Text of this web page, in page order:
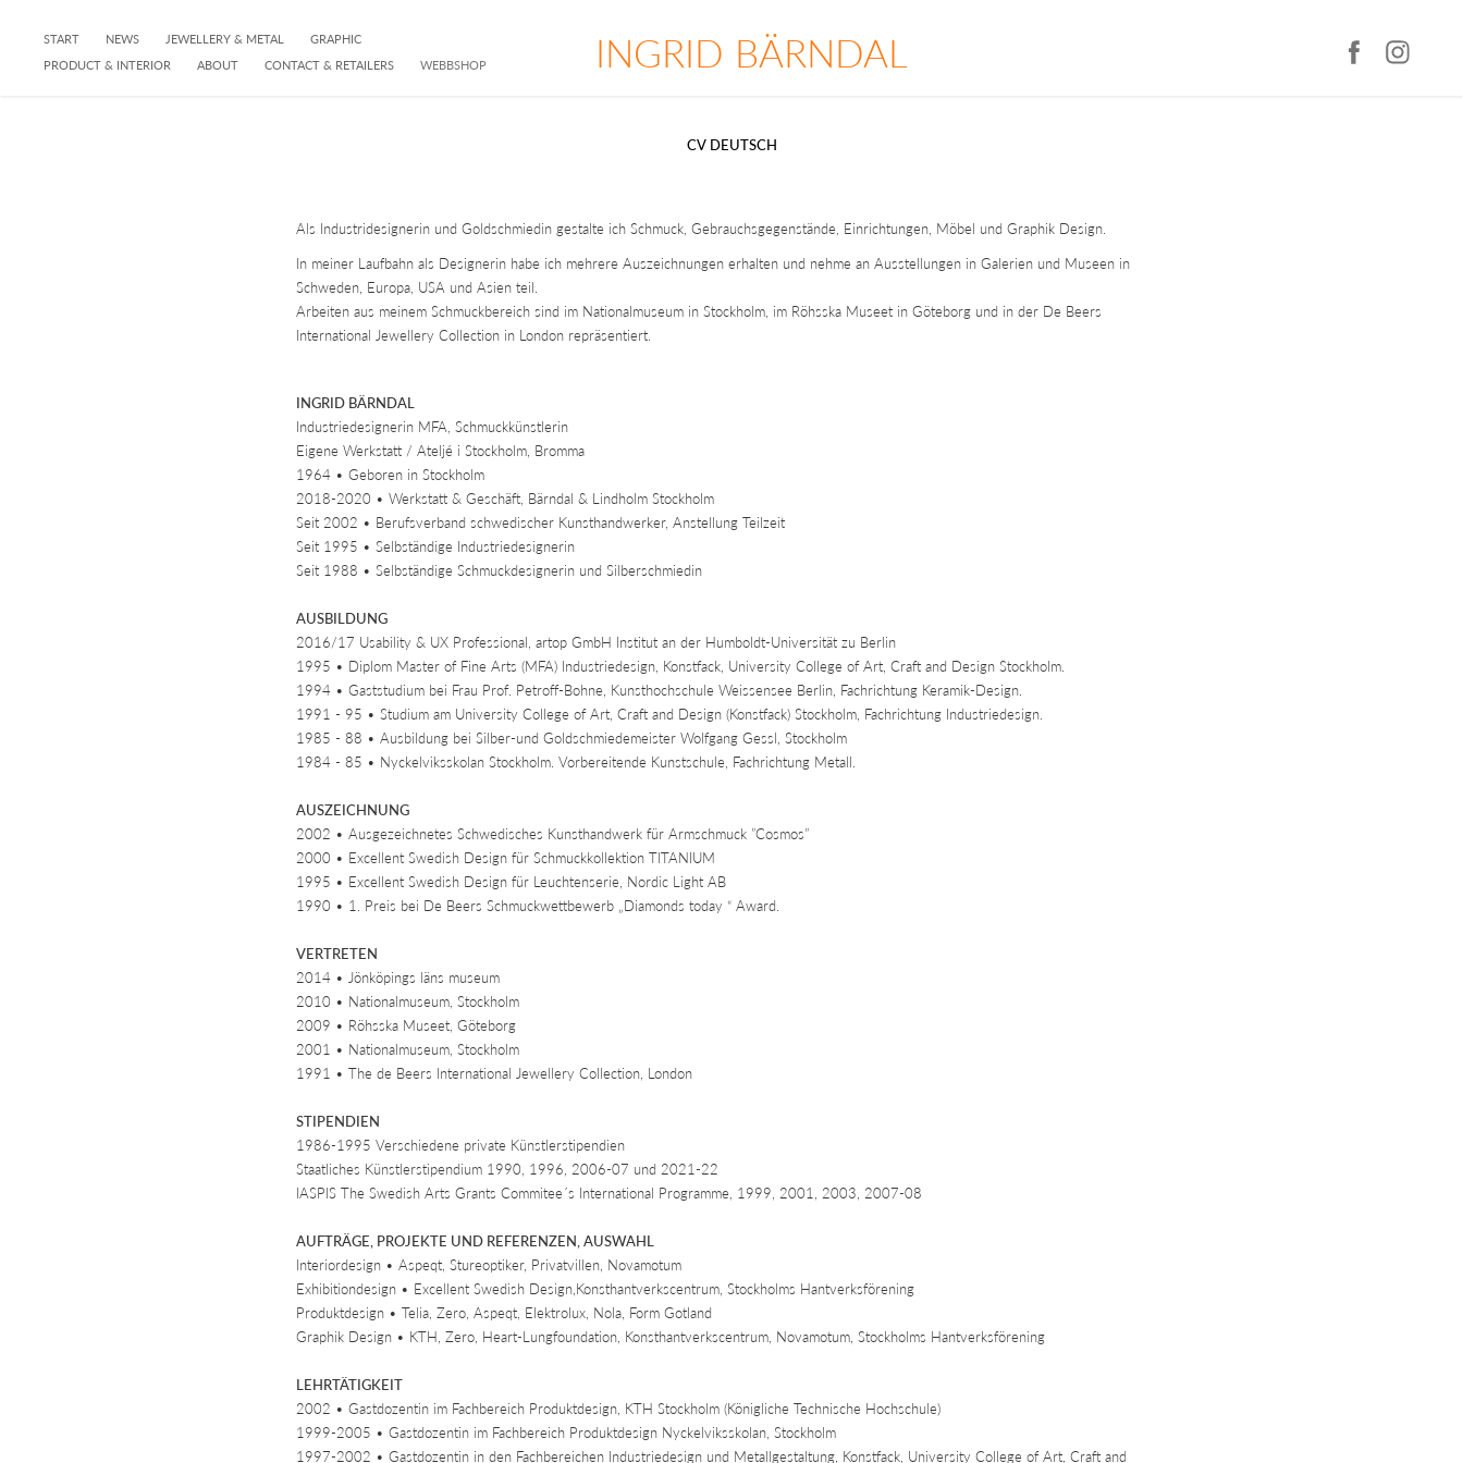
START NEWS JEWELLERY & METAL
GRAPHIC
PRODUCT & INTERIOR
ABOUT CONTACT & RETAILERS WEBBSHOP INGRID BÄRNDAL
CV DEUTSCH
Als Industridesignerin und Goldschmiedin gestalte ich Schmuck, Gebrauchsgegenstände, Einrichtungen, Möbel und Graphik Design.
In meiner Laufbahn als Designerin habe ich mehrere Auszeichnungen erhalten und nehme an Ausstellungen in Galerien und Museen in
Schweden, Europa, USA und Asien teil.
Arbeiten aus meinem Schmuckbereich sind im Nationalmuseum in Stockholm, im Röhsska Museet in Göteborg und in der De Beers
International Jewellery Collection in London repräsentiert.
INGRID BÄRNDAL
Industriedesignerin MFA, Schmuckkünstlerin
Eigene Werkstatt / Ateljé i Stockholm, Bromma
1964 • Geboren in Stockholm
2018-2020 • Werkstatt & Geschäft, Bärndal & Lindholm Stockholm
Seit 2002 • Berufsverband schwedischer Kunsthandwerker, Anstellung Teilzeit
Seit 1995 • Selbständige Industriedesignerin
Seit 1988 • Selbständige Schmuckdesignerin und Silberschmiedin
AUSBILDUNG
2016/17 Usability & UX Professional, artop GmbH Institut an der Humboldt-Universität zu Berlin
1995 • Diplom Master of Fine Arts (MFA) Industriedesign, Konstfack, University College of Art, Craft and Design Stockholm.
1994 • Gaststudium bei Frau Prof. Petroff-Bohne, Kunsthochschule Weissensee Berlin, Fachrichtung Keramik-Design.
1991 - 95 • Studium am University College of Art, Craft and Design (Konstfack) Stockholm, Fachrichtung Industriedesign.
1985 - 88 • Ausbildung bei Silber-und Goldschmiedemeister Wolfgang Gessl, Stockholm
1984 - 85 • Nyckelviksskolan Stockholm. Vorbereitende Kunstschule, Fachrichtung Metall.
AUSZEICHNUNG
2002 • Ausgezeichnetes Schwedisches Kunsthandwerk für Armschmuck ”Cosmos”
2000 • Excellent Swedish Design für Schmuckkollektion TITANIUM
1995 • Excellent Swedish Design für Leuchtenserie, Nordic Light AB
1990 • 1. Preis bei De Beers Schmuckwettbewerb „Diamonds today “ Award.
VERTRETEN
2014 • Jönköpings läns museum
2010 • Nationalmuseum, Stockholm
2009 • Röhsska Museet, Göteborg
2001 • Nationalmuseum, Stockholm
1991 • The de Beers International Jewellery Collection, London
STIPENDIEN
1986-1995 Verschiedene private Künstlerstipendien
Staatliches Künstlerstipendium 1990, 1996, 2006-07 und 2021-22
IASPIS The Swedish Arts Grants Commitee´s International Programme, 1999, 2001, 2003, 2007-08
AUFTRÄGE, PROJEKTE UND REFERENZEN, AUSWAHL
Interiordesign • Aspeqt, Stureoptiker, Privatvillen, Novamotum
Exhibitiondesign • Excellent Swedish Design,Konsthantverkscentrum, Stockholms Hantverksförening
Produktdesign • Telia, Zero, Aspeqt, Elektrolux, Nola, Form Gotland
Graphik Design • KTH, Zero, Heart-Lungfoundation, Konsthantverkscentrum, Novamotum, Stockholms Hantverksförening
LEHRTÄTIGKEIT
2002 • Gastdozentin im Fachbereich Produktdesign, KTH Stockholm (Königliche Technische Hochschule)
1999-2005 • Gastdozentin im Fachbereich Produktdesign Nyckelviksskolan, Stockholm
1997-2002 • Gastdozentin in den Fachbereichen Industriedesign und Metallgestaltung, Konstfack, University College of Art, Craft and